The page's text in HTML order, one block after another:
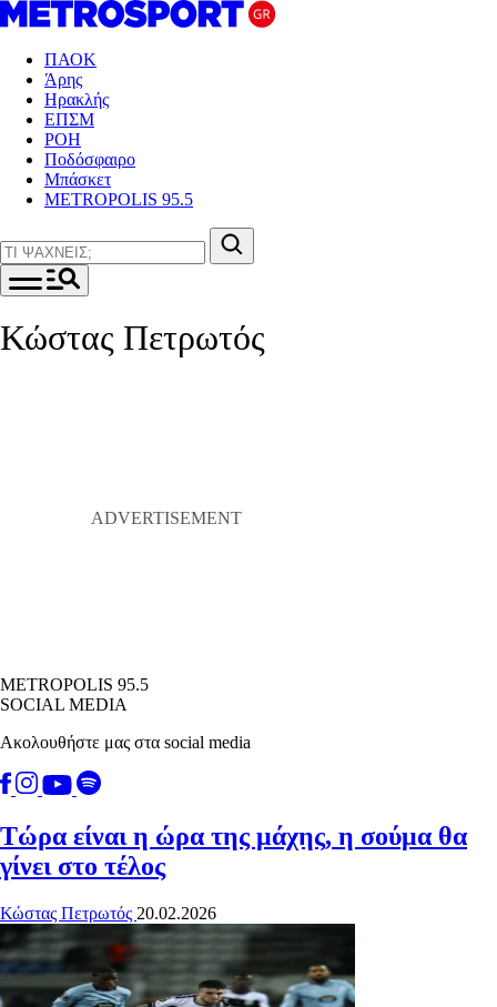
ΠΑΟΚ
Άρης
Ηρακλής
ΕΠΣΜ
ΡΟΗ
Ποδόσφαιρο
Μπάσκετ
METROPOLIS 95.5
Κώστας Πετρωτός
METROPOLIS 95.5
SOCIAL MEDIA
Ακολουθήστε μας στα social media
Τώρα είναι η ώρα της μάχης, η σούμα θα
γίνει στο τέλος
Κώστας Πετρωτός 20.02.2026